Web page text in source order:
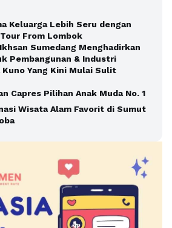
Keluarga Lebih Seru dengan
From Lombok
Sumedang Menghadirkan
Pembangunan & Industri
Kuno Yang Kini Mulai Sulit
Capres Pilihan Anak Muda No. 1
Wisata Alam Favorit di Sumut